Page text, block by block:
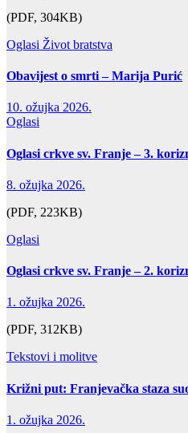
(PDF, 304KB)
Oglasi Život bratstva
Obavijest o smrti – Marija Purić
10. ožujka 2026.
Oglasi
Oglasi crkve sv. Franje – 3.
8. ožujka 2026.
(PDF, 223KB)
Oglasi
Oglasi crkve sv. Franje – 2.
1. ožujka 2026.
(PDF, 312KB)
Tekstovi i molitve
Križni put: Franjevačka staza
1. ožujka 2026.